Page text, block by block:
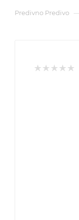
Predivno Predivo